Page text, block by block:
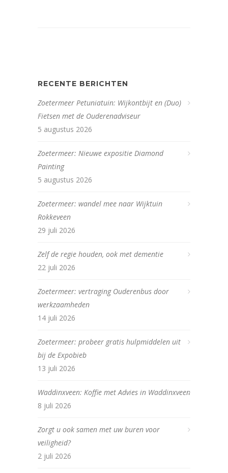
RECENTE BERICHTEN
Zoetermeer Petuniatuin: Wijkontbijt en (Duo)
Fietsen met de Ouderenadviseur
5 augustus 2026
Zoetermeer: Nieuwe expositie Diamond
Painting
5 augustus 2026
Zoetermeer: wandel mee naar Wijktuin
Rokkeveen
29 juli 2026
Zelf de regie houden, ook met dementie
22 juli 2026
Zoetermeer: vertraging Ouderenbus door
werkzaamheden
14 juli 2026
Zoetermeer: probeer gratis hulpmiddelen uit
bij de Expobieb
13 juli 2026
Waddinxveen: Koffie met Advies in Waddinxveen
8 juli 2026
Zorgt u ook samen met uw buren voor
veiligheid?
2 juli 2026